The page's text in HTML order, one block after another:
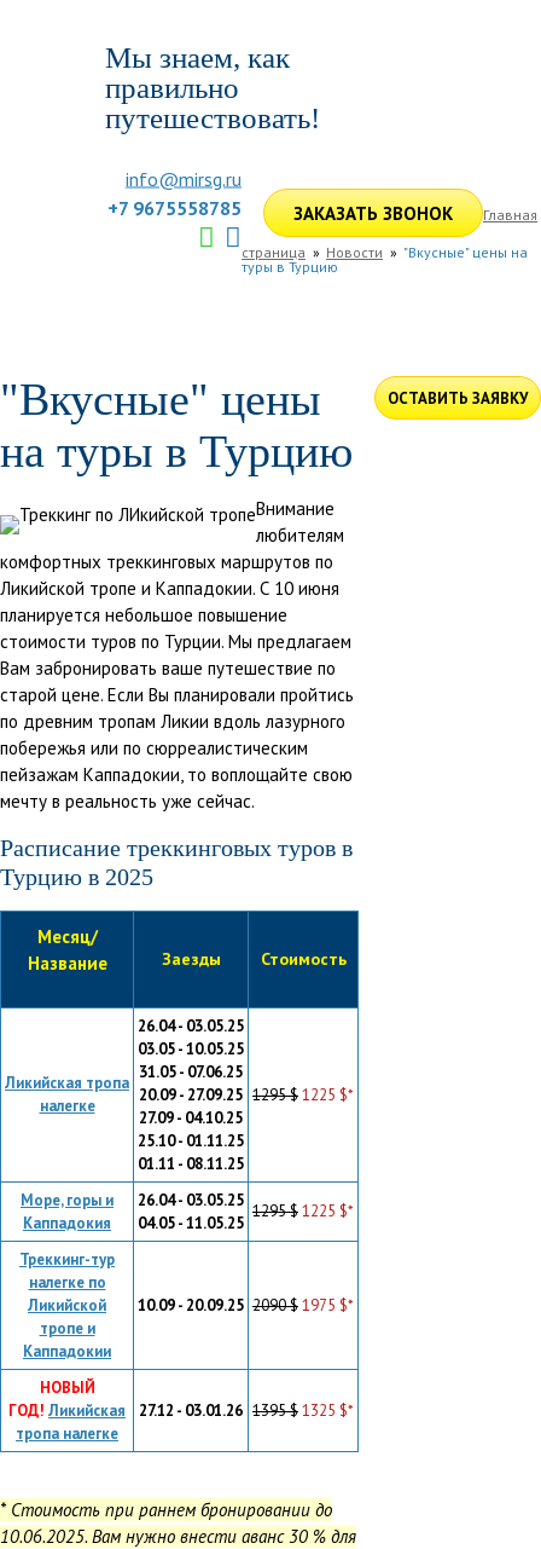
Мы знаем, как
правильно
путешествовать!
info@mirsg.ru
+7 9675558785
ЗАКАЗАТЬ ЗВОНОК
ОСТАВИТЬ ЗАЯВКУ
Главная
страница Новости
"Вкусные" цены на
туры в Турцию
"Вкусные" цены
на туры в Турцию
Внимание
любителям
комфортных треккинговых маршрутов по
Ликийской тропе и Каппадокии. С 10 июня
планируется небольшое повышение
стоимости туров по Турции. Мы предлагаем
Вам забронировать ваше путешествие по
старой цене. Если Вы планировали пройтись
по древним тропам Ликии вдоль лазурного
побережья или по сюрреалистическим
пейзажам Каппадокии, то воплощайте свою
мечту в реальность уже сейчас.
Расписание треккинговых туров в
Турцию в 2025
Месяц/
Название
Заезды Стоимость
Ликийская тропа
налегке
26.04 - 03.05.25
03.05 - 10.05.25
31.05 - 07.06.25
20.09 - 27.09.25
27.09 - 04.10.25
25.10 - 01.11.25
01.11 - 08.11.25
1295 $1225 $*
Море, горы и
Каппадокия
26.04 - 03.05.25
04.05 - 11.05.25
1295 $1225 $*
Треккинг-тур
налегке по
Ликийской
тропе и
Каппадокии
10.09 - 20.09.25 2090 $1975 $*
НОВЫЙ
ГОД! Ликийская
тропа налегке
27.12 - 03.01.26 1395 $1325 $*
* Стоимость при раннем бронировании до
10.06.2025. Вам нужно внести аванс 30 % для